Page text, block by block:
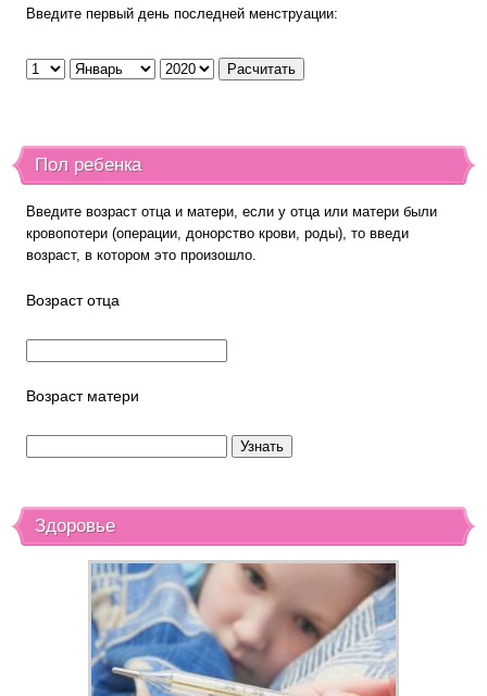
Введите первый день последней менструации:
Пол ребенка
Введите возраст отца и матери, если у отца или матери были
кровопотери (операции, донорство крови, роды), то введи
возраст, в котором это произошло.
Возраст отца
Возраст матери
Здоровье